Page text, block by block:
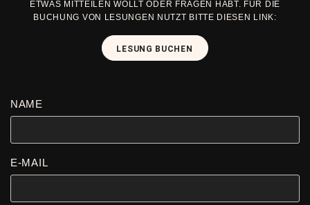
ETWAS MITTEILEN WOLLT ODER FRAGEN HABT. FÜR DIE
BUCHUNG VON LESUNGEN NUTZT BITTE DIESEN LINK:
LESUNG BUCHEN
NAME
E-MAIL